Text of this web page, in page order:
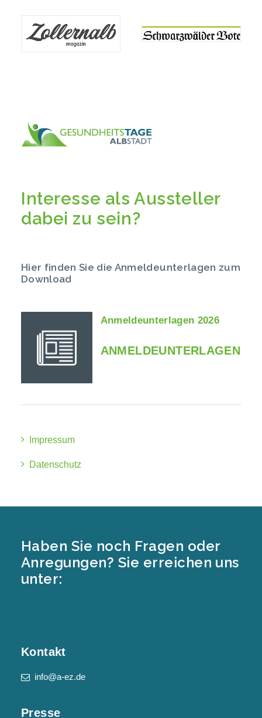
Interesse als Aussteller
dabei zu sein?
Hier finden Sie die Anmeldeunterlagen zum
Download
Anmeldeunterlagen 2026
ANMELDEUNTERLAGEN
Impressum
Datenschutz
Haben Sie noch Fragen oder
Anregungen? Sie erreichen uns
unter:
Kontakt
info@a-ez.de
Presse